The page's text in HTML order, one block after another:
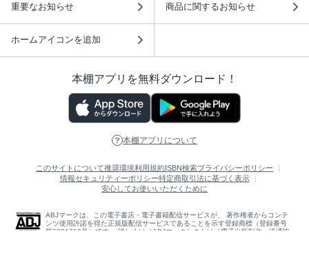
重要なお知らせ 商品に関するお知らせ
ホームアイコンを追加
本棚アプリを無料ダウンロード！
本棚アプリについて
このサイトについて推奨環境利用規約ISBN検索プライバシーポリシー
情報セキュリティーポリシー特定商取引法に基づく表示
安心してお使いいただくために
ABJマークは、この電子書店・電子書籍配信サービスが、 著作権者からコンテ
ンツ使用許諾を得た正規版配信サービスであることを示す登録商標（登録番号
第6091713号）です。 詳しくは［ABJマーク］または［電子出版制作・流通協